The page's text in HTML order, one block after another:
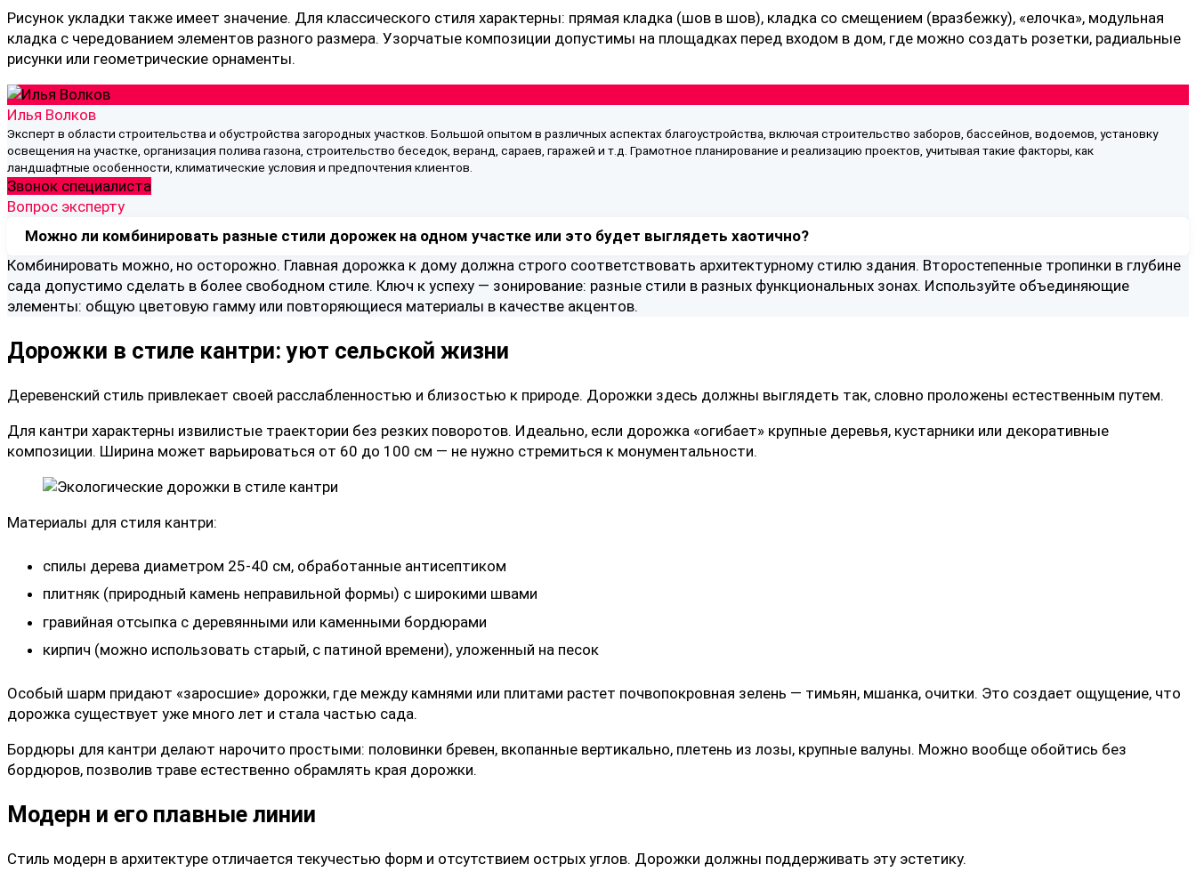
Рисунок укладки также имеет значение. Для классического стиля характерны: прямая кладка (шов в шов), кладка со смещением (вразбежку), «елочка», модульная
кладка с чередованием элементов разного размера. Узорчатые композиции допустимы на площадках перед входом в дом, где можно создать розетки, радиальные
рисунки или геометрические орнаменты.
Илья Волков
Эксперт в области строительства и обустройства загородных участков. Большой опытом в различных аспектах благоустройства, включая строительство заборов, бассейнов, водоемов, установку
освещения на участке, организация полива газона, строительство беседок, веранд, сараев, гаражей и т.д. Грамотное планирование и реализацию проектов, учитывая такие факторы, как
ландшафтные особенности, климатические условия и предпочтения клиентов.
Звонок специалиста
Вопрос эксперту
Можно ли комбинировать разные стили дорожек на одном участке или это будет выглядеть хаотично?
Комбинировать можно, но осторожно. Главная дорожка к дому должна строго соответствовать архитектурному стилю здания. Второстепенные тропинки в глубине
сада допустимо сделать в более свободном стиле. Ключ к успеху — зонирование: разные стили в разных функциональных зонах. Используйте объединяющие
элементы: общую цветовую гамму или повторяющиеся материалы в качестве акцентов.
Дорожки в стиле кантри: уют сельской жизни
Деревенский стиль привлекает своей расслабленностью и близостью к природе. Дорожки здесь должны выглядеть так, словно проложены естественным путем.
Для кантри характерны извилистые траектории без резких поворотов. Идеально, если дорожка «огибает» крупные деревья, кустарники или декоративные
композиции. Ширина может варьироваться от 60 до 100 см — не нужно стремиться к монументальности.
Материалы для стиля кантри:
спилы дерева диаметром 25-40 см, обработанные антисептиком
плитняк (природный камень неправильной формы) с широкими швами
гравийная отсыпка с деревянными или каменными бордюрами
кирпич (можно использовать старый, с патиной времени), уложенный на песок
Особый шарм придают «заросшие» дорожки, где между камнями или плитами растет почвопокровная зелень — тимьян, мшанка, очитки. Это создает ощущение, что
дорожка существует уже много лет и стала частью сада.
Бордюры для кантри делают нарочито простыми: половинки бревен, вкопанные вертикально, плетень из лозы, крупные валуны. Можно вообще обойтись без
бордюров, позволив траве естественно обрамлять края дорожки.
Модерн и его плавные линии
Стиль модерн в архитектуре отличается текучестью форм и отсутствием острых углов. Дорожки должны поддерживать эту эстетику.